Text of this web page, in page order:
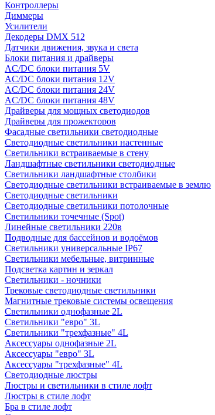
Контроллеры
Диммеры
Усилители
Декодеры DMX 512
Датчики движения, звука и света
Блоки питания и драйверы
AC/DC блоки питания 5V
AC/DC блоки питания 12V
AC/DC блоки питания 24V
AC/DC блоки питания 48V
Драйверы для мощных светодиодов
Драйверы для прожекторов
Фасадные светильники светодиодные
Светодиодные светильники настенные
Светильники встраиваемые в стену
Ландшафтные светильники светодиодные
Светильники ландшафтные столбики
Светодиодные светильники встраиваемые в землю
Светодиодные светильники
Светодиодные светильники потолочные
Светильники точечные (Spot)
Линейные светильники 220в
Подводные для бассейнов и водоёмов
Светильники универсальные IP67
Светильники мебельные, витринные
Подсветка картин и зеркал
Светильники - ночники
Трековые светодиодные светильники
Магнитные трековые системы освещения
Светильники однофазные 2L
Светильники "евро" 3L
Светильники "трехфазные" 4L
Аксессуары однофазные 2L
Аксессуары "евро" 3L
Аксессуары "трехфазные" 4L
Светодиодные люстры
Люстры и светильники в стиле лофт
Люстры в стиле лофт
Бра в стиле лофт